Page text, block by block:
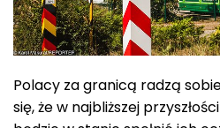
Polacy za granicą radzą
się, że w najbliższej